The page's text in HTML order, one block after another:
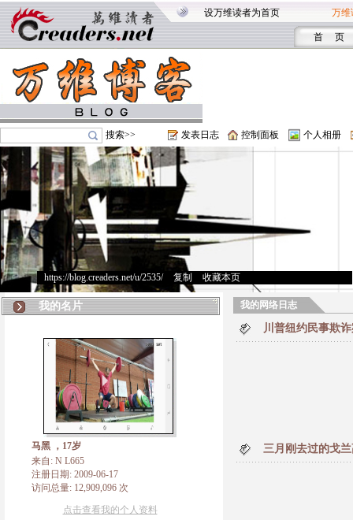
设万维读者为首页 万维
首 页
搜索>> 发表日志 控制面板 个人相册
https://blog.creaders.net/u/2535/> 复制 收藏本页
我的名片
马黑 ，17岁
来自: N L665
注册日期: 2009-06-17
访问总量: 12,909,096 次
点击查看我的个人资料
我的网络日志
川普纽约民事欺
三月刚去过的戈